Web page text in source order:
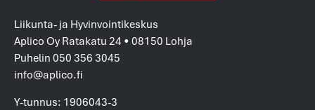
Liikunta- ja Hyvinvointikeskus
Aplico Oy Ratakatu 24 • 08150 Lohja
Puhelin 050 356 3045
info@aplico.fi
Y-tunnus: 1906043-3